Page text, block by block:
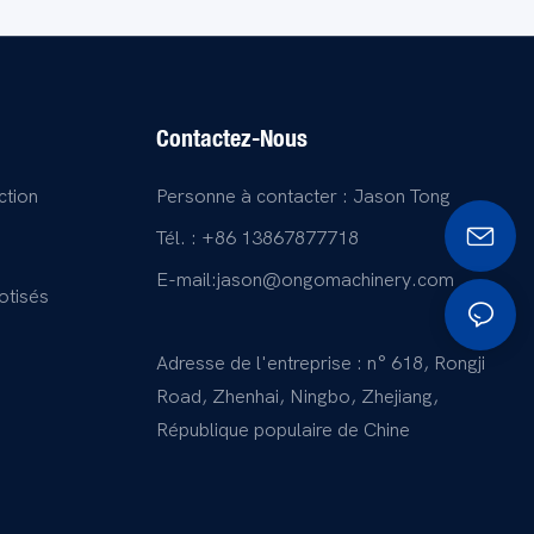
Contactez-Nous
Personne à contacter : Jason Tong
Tél. : +86 13867877718
E-mail:jason@ongomachinery.com
Adresse de l'entreprise : n° 618, Rongji
Road, Zhenhai, Ningbo, Zhejiang,
République populaire de Chine